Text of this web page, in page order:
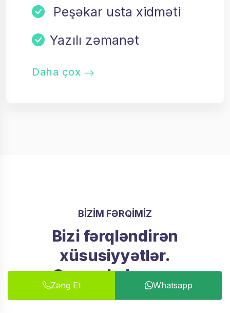
Peşəkar usta xidməti
Yazılı zəmanət
Daha çox
BIZIM FƏRQIMIZ
Bizi fərqləndirən
xüsusiyyətlər.
Qazandıqlarımız
Zəng Et Whatsapp